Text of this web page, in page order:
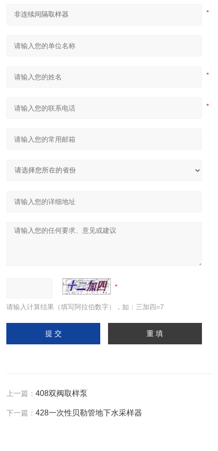
请输入计算结果（填写阿拉伯数字），如：三加四=7
上一篇：408双阀取样泵
下一篇：428一次性贝勒管地下水采样器